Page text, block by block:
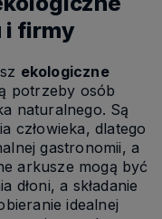
i firmy
ekologiczne
potrzeby osób
naturalnego. Są
człowieka, dlatego
gastronomii, a
arkusze mogą być
dłoni, a składanie
idealnej